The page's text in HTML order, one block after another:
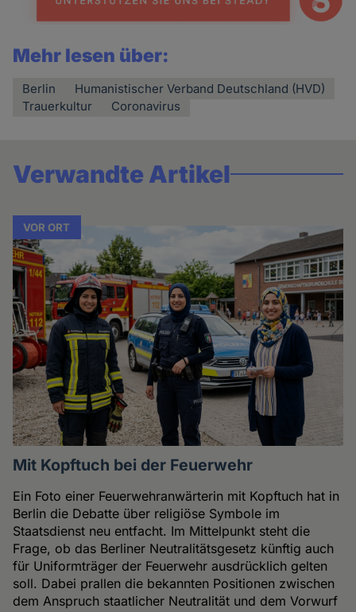
Mehr lesen über:
Berlin
Humanistischer Verband Deutschland (HVD)
Trauerkultur
Coronavirus
Verwandte Artikel
VOR ORT
Mit Kopftuch bei der Feuerwehr
Ein Foto einer Feuerwehranwärterin mit Kopftuch hat in
Berlin die Debatte über religiöse Symbole im
Staatsdienst neu entfacht. Im Mittelpunkt steht die
Frage, ob das Berliner Neutralitätsgesetz künftig auch
für Uniformträger der Feuerwehr ausdrücklich gelten
soll. Dabei prallen die bekannten Positionen zwischen
dem Anspruch staatlicher Neutralität und dem Vorwurf